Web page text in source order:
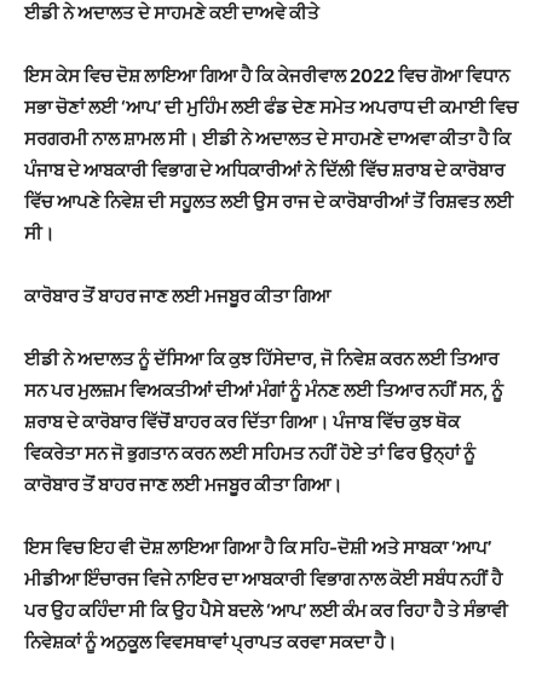
ਈਡੀ ਨੇ ਅਦਾਲਤ ਦੇ ਸਾਹਮਣੇ ਕਈ ਦਾਅਵੇ ਕੀਤੇ
ਇਸ ਕੇਸ ਵਿਚ ਦੋਸ਼ ਲਾਇਆ ਗਿਆ ਹੈ ਕਿ ਕੇਜਰੀਵਾਲ 2022 ਵਿਚ ਗੋਆ ਵਿਧਾਨ
ਸਭਾ ਚੋਣਾਂ ਲਈ ‘ਆਪ’ ਦੀ ਮੁਹਿੰਮ ਲਈ ਫੰਡ ਦੇਣ ਸਮੇਤ ਅਪਰਾਧ ਦੀ ਕਮਾਈ ਵਿਚ
ਸਰਗਰਮੀ ਨਾਲ ਸ਼ਾਮਲ ਸੀ। ਈਡੀ ਨੇ ਅਦਾਲਤ ਦੇ ਸਾਹਮਣੇ ਦਾਅਵਾ ਕੀਤਾ ਹੈ ਕਿ
ਪੰਜਾਬ ਦੇ ਆਬਕਾਰੀ ਵਿਭਾਗ ਦੇ ਅਧਿਕਾਰੀਆਂ ਨੇ ਦਿੱਲੀ ਵਿੱਚ ਸ਼ਰਾਬ ਦੇ ਕਾਰੋਬਾਰ
ਵਿੱਚ ਆਪਣੇ ਨਿਵੇਸ਼ ਦੀ ਸਹੂਲਤ ਲਈ ਉਸ ਰਾਜ ਦੇ ਕਾਰੋਬਾਰੀਆਂ ਤੋਂ ਰਿਸ਼ਵਤ ਲਈ
ਸੀ।
ਕਾਰੋਬਾਰ ਤੋਂ ਬਾਹਰ ਜਾਣ ਲਈ ਮਜਬੂਰ ਕੀਤਾ ਗਿਆ
ਈਡੀ ਨੇ ਅਦਾਲਤ ਨੂੰ ਦੱਸਿਆ ਕਿ ਕੁਝ ਹਿੱਸੇਦਾਰ, ਜੋ ਨਿਵੇਸ਼ ਕਰਨ ਲਈ ਤਿਆਰ
ਸਨ ਪਰ ਮੁਲਜ਼ਮ ਵਿਅਕਤੀਆਂ ਦੀਆਂ ਮੰਗਾਂ ਨੂੰ ਮੰਨਣ ਲਈ ਤਿਆਰ ਨਹੀਂ ਸਨ, ਨੂੰ
ਸ਼ਰਾਬ ਦੇ ਕਾਰੋਬਾਰ ਵਿੱਚੋਂ ਬਾਹਰ ਕਰ ਦਿੱਤਾ ਗਿਆ। ਪੰਜਾਬ ਵਿੱਚ ਕੁਝ ਥੋਕ
ਵਿਕਰੇਤਾ ਸਨ ਜੋ ਭੁਗਤਾਨ ਕਰਨ ਲਈ ਸਹਿਮਤ ਨਹੀਂ ਹੋਏ ਤਾਂ ਫਿਰ ਉਨ੍ਹਾਂ ਨੂੰ
ਕਾਰੋਬਾਰ ਤੋਂ ਬਾਹਰ ਜਾਣ ਲਈ ਮਜਬੂਰ ਕੀਤਾ ਗਿਆ।
ਇਸ ਵਿਚ ਇਹ ਵੀ ਦੋਸ਼ ਲਾਇਆ ਗਿਆ ਹੈ ਕਿ ਸਹਿ-ਦੋਸ਼ੀ ਅਤੇ ਸਾਬਕਾ ‘ਆਪ’
ਮੀਡੀਆ ਇੰਚਾਰਜ ਵਿਜੇ ਨਾਇਰ ਦਾ ਆਬਕਾਰੀ ਵਿਭਾਗ ਨਾਲ ਕੋਈ ਸਬੰਧ ਨਹੀਂ ਹੈ
ਪਰ ਉਹ ਕਹਿੰਦਾ ਸੀ ਕਿ ਉਹ ਪੈਸੇ ਬਦਲੇ ‘ਆਪ’ ਲਈ ਕੰਮ ਕਰ ਰਿਹਾ ਹੈ ਤੇ ਸੰਭਾਵੀ
ਨਿਵੇਸ਼ਕਾਂ ਨੂੰ ਅਨੁਕੂਲ ਵਿਵਸਥਾਵਾਂ ਪ੍ਰਾਪਤ ਕਰਵਾ ਸਕਦਾ ਹੈ।